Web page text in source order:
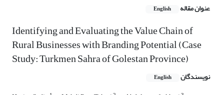
عنوان مقاله English
Identifying and Evaluating the Value Chain of
Rural Businesses with Branding Potential (Case
Study: Turkmen Sahra of Golestan Province)
نویسندگان English